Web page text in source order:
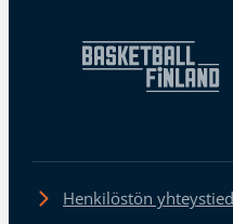
Henkilöstön